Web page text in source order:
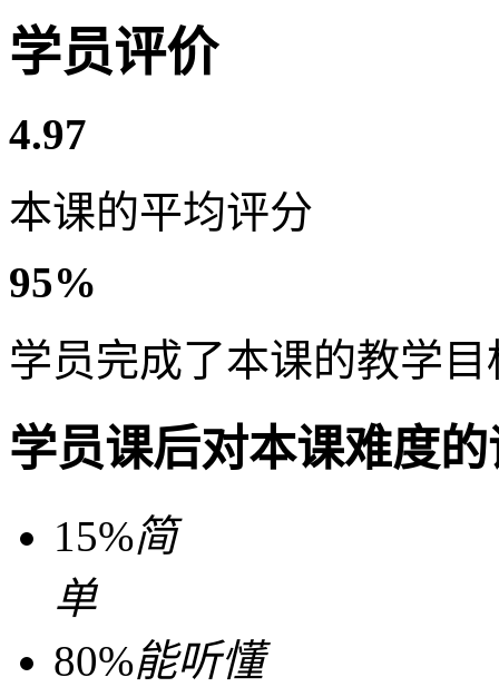
学员评价
4.97
本课的平均评分
95%
学员完成了本课的教学目
学员课后对本课难度
15%简
单
80%能听懂